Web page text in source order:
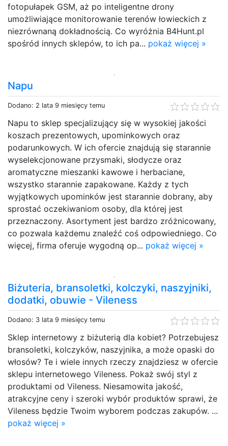
fotopułapek GSM, aż po inteligentne drony
umożliwiające monitorowanie terenów łowieckich z
niezrównaną dokładnością. Co wyróżnia B4Hunt.pl
spośród innych sklepów, to ich pa... pokaż więcej »
Napu
Dodano: 2 lata 9 miesięcy temu
Napu to sklep specjalizujący się w wysokiej jakości
koszach prezentowych, upominkowych oraz
podarunkowych. W ich ofercie znajdują się starannie
wyselekcjonowane przysmaki, słodycze oraz
aromatyczne mieszanki kawowe i herbaciane,
wszystko starannie zapakowane. Każdy z tych
wyjątkowych upominków jest starannie dobrany, aby
sprostać oczekiwaniom osoby, dla której jest
przeznaczony. Asortyment jest bardzo zróżnicowany,
co pozwala każdemu znaleźć coś odpowiedniego. Co
więcej, firma oferuje wygodną op... pokaż więcej »
Biżuteria, bransoletki, kolczyki, naszyjniki,
dodatki, obuwie - Vileness
Dodano: 3 lata 9 miesięcy temu
Sklep internetowy z biżuterią dla kobiet? Potrzebujesz
bransoletki, kolczyków, naszyjnika, a może opaski do
włosów? Te i wiele innych rzeczy znajdziesz w ofercie
sklepu internetowego Vileness. Pokaż swój styl z
produktami od Vileness. Niesamowita jakość,
atrakcyjne ceny i szeroki wybór produktów sprawi, że
Vileness będzie Twoim wyborem podczas zakupów. ...
pokaż więcej »